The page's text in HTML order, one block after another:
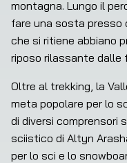
montagna. Lungo il
fare una sosta presso
che si ritiene abbiano
riposo rilassante dalle
Oltre al trekking, la
meta popolare per lo
di diversi comprensori
sciistico di Altyn
per lo sci e lo